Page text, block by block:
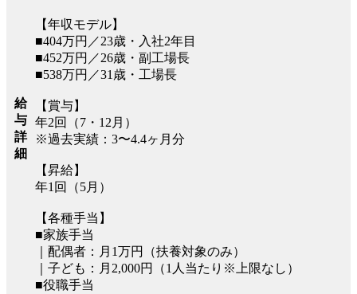
給
与
詳
細
【年収モデル】
■404万円／23歳・入社2年目
■452万円／26歳・副工場長
■538万円／31歳・工場長
【賞与】
年2回（7・12月）
※過去実績：3〜4.4ヶ月分
【昇給】
年1回（5月）
【各種手当】
■家族手当
｜配偶者：月1万円（扶養対象のみ）
｜子ども：月2,000円（1人当たり※上限なし）
■役職手当